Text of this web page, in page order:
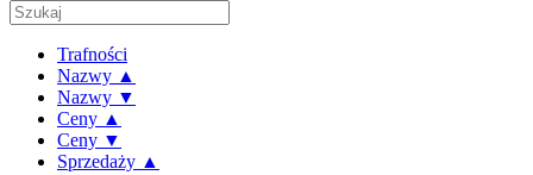
Trafności
Nazwy ▲
Nazwy ▼
Ceny ▲
Ceny ▼
Sprzedaży ▲